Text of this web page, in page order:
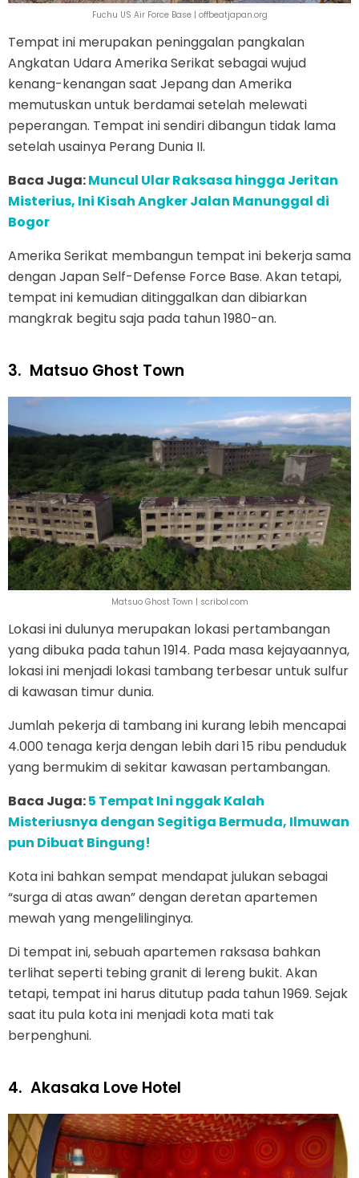
Fuchu US Air Force Base | offbeatjapan.org
Tempat ini merupakan peninggalan pangkalan
Angkatan Udara Amerika Serikat sebagai wujud
kenang-kenangan saat Jepang dan Amerika
memutuskan untuk berdamai setelah melewati
peperangan. Tempat ini sendiri dibangun tidak lama
setelah usainya Perang Dunia II.
Baca Juga:Muncul Ular Raksasa hingga Jeritan
Misterius, Ini Kisah Angker Jalan Manunggal di
Bogor
Amerika Serikat membangun tempat ini bekerja sama
dengan Japan Self-Defense Force Base. Akan tetapi,
tempat ini kemudian ditinggalkan dan dibiarkan
mangkrak begitu saja pada tahun 1980-an.
3. Matsuo Ghost Town
Matsuo Ghost Town | scribol.com
Lokasi ini dulunya merupakan lokasi pertambangan
yang dibuka pada tahun 1914. Pada masa kejayaannya,
lokasi ini menjadi lokasi tambang terbesar untuk sulfur
di kawasan timur dunia.
Jumlah pekerja di tambang ini kurang lebih mencapai
4.000 tenaga kerja dengan lebih dari 15 ribu penduduk
yang bermukim di sekitar kawasan pertambangan.
Baca Juga:5 Tempat Ini nggak Kalah
Misteriusnya dengan Segitiga Bermuda, Ilmuwan
pun Dibuat Bingung!
Kota ini bahkan sempat mendapat julukan sebagai
“surga di atas awan” dengan deretan apartemen
mewah yang mengelilinginya.
Di tempat ini, sebuah apartemen raksasa bahkan
terlihat seperti tebing granit di lereng bukit. Akan
tetapi, tempat ini harus ditutup pada tahun 1969. Sejak
saat itu pula kota ini menjadi kota mati tak
berpenghuni.
4. Akasaka Love Hotel